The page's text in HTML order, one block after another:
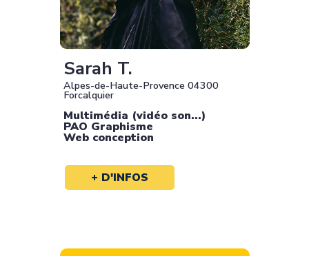
Sarah T.
Alpes-de-Haute-Provence 04300
Forcalquier
Multimédia (vidéo son...)
PAO Graphisme
Web conception
+ D'INFOS